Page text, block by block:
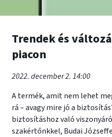
Trendek és
piacon
2022. december 2. 14:00
A termék, amit nem lehet
rá – avagy mire jó a
biztosításhoz való
szakértőnkkel, Budai